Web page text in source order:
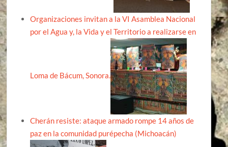
Organizaciones invitan a la VI Asamblea Nacional
por el Agua y, la Vida y el Territorio a realizarse en
Loma de Bácum, Sonora.
Cherán resiste: ataque armado rompe 14 años de
paz en la comunidad purépecha (Michoacán)